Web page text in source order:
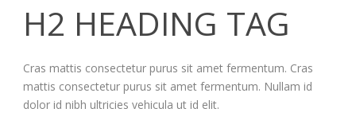
H2 HEADING TAG
Cras mattis consectetur purus sit amet fermentum. Cras
mattis consectetur purus sit amet fermentum. Nullam id
dolor id nibh ultricies vehicula ut id elit.